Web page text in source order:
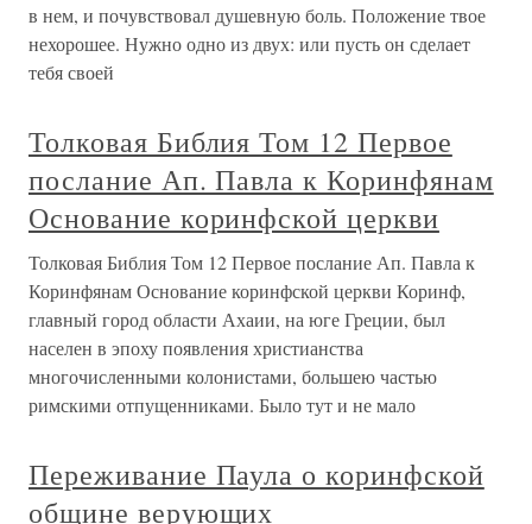
в нем, и почувствовал душевную боль. Положение твое
нехорошее. Нужно одно из двух: или пусть он сделает
тебя своей
Толковая Библия Том 12 Первое
послание Ап. Павла к Коринфянам
Основание коринфской церкви
Толковая Библия Том 12 Первое послание Ап. Павла к
Коринфянам Основание коринфской церкви Коринф,
главный город области Ахаии, на юге Греции, был
населен в эпоху появления христианства
многочисленными колонистами, большею частью
римскими отпущенниками. Было тут и не мало
Переживание Паула о коринфской
общине верующих